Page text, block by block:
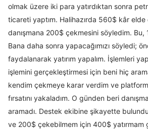
olmak üzere iki para yatırdıktan sonra
ticareti yaptım. Halihazırda 560$ kâr
danışmana 200$ çekmesini söyledim. Bu,
Bana daha sonra yapacağımızı söyledi;
faydalanarak yatırım yapalım. İşlemleri
işlemini gerçekleştirmesi için beni hiç
kendim çekmeye karar verdim ve
fırsatını yakaladım. O günden beri
aramadı. Destek ekibine şikayette
ve 200$ çekebilmem için 400$ yatırmam